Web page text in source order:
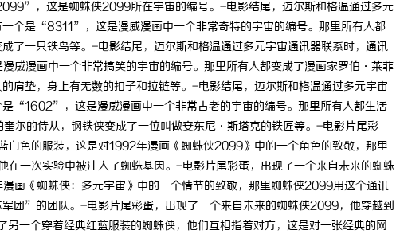
，这是蜘蛛侠2099所在宇宙的编号。-电影结尾，迈尔斯和格温通过多元
个是“8311”，这是漫威漫画中一个非常奇特的宇宙的编号。那里所有人都
了一只铁鸟等。-电影结尾，迈尔斯和格温通过多元宇宙通讯器联系时，通讯
漫画中一个非常搞笑的宇宙的编号。那里所有人都变成了漫画家罗伯·莱菲
肩垫，身上有无数的扣子和拉链等。-电影结尾，迈尔斯和格温通过多元宇宙
“1602”，这是漫威漫画中一个非常古老的宇宙的编号。那里所有人都生活
尔的侍从，钢铁侠变成了一位叫做安东尼·斯塔克的铁匠等。-电影片尾彩
白色的服装，这是对1992年漫画《蜘蛛侠2099》中的一个角色的致敬，那里
一次实验中被注入了蜘蛛基因。-电影片尾彩蛋，出现了一个来自未来的蜘蛛
画《蜘蛛侠：多元宇宙》中的一个情节的致敬，那里蜘蛛侠2099用这个通讯
团”的团队。-电影片尾彩蛋，出现了一个来自未来的蜘蛛侠2099，他穿越到
一个穿着经典红蓝服装的蜘蛛侠，他们互相指着对方，这是对一张经典的网